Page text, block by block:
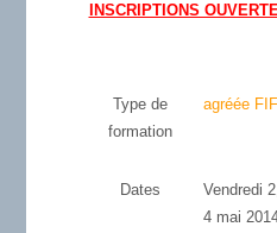
INSCRIPTIONS
Type de
formation
agréée
Dates
Vendredi
4 mai